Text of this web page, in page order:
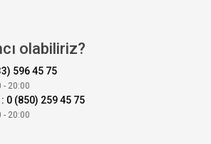
olabiliriz?
596 45 75
- 20:00
0 (850) 259 45 75
- 20:00